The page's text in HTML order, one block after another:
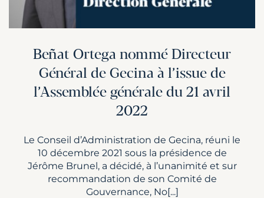
Beñat Ortega nommé Directeur
Général de Gecina à l’issue de
l’Assemblée générale du 21 avril
2022
Le Conseil d’Administration de Gecina, réuni le
10 décembre 2021 sous la présidence de
Jérôme Brunel, a décidé, à l’unanimité et sur
recommandation de son Comité de
Gouvernance, No[...]